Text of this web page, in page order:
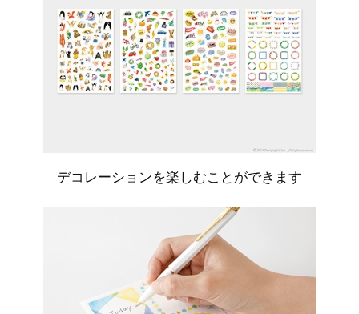
デコレーションを楽しむことができます